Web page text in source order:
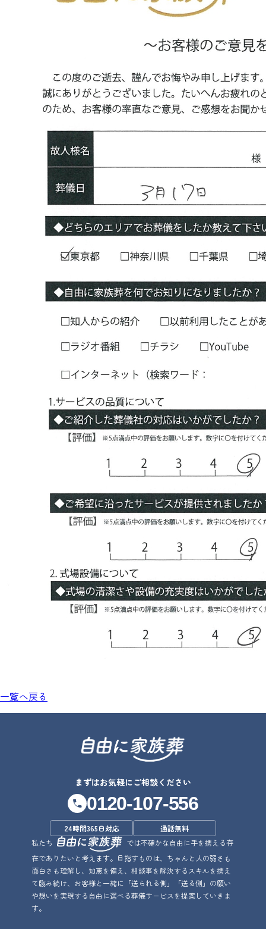
一覧へ戻る
まずはお気軽にご相談ください
0120-107-556
24時間365日対応
通話無料
私たち
では不確かな自由に手を携える存
在でありたいと考えます。目指すものは、ちゃんと人の弱さも
面白さも理解し、知恵を備え、相談事を解決するスキルを携え
て臨み続け、お客様と一緒に「送られる側」「送る側」の願い
や想いを実現する自由に選べる葬儀サービスを提案していきま
す。